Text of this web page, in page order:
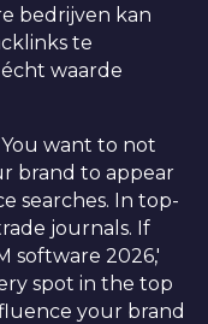
bedrijven kan
te
waarde
You want to not
brand to appear
searches. In top-
journals. If
software 2026,'
spot in the top
your brand